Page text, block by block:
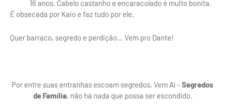
16 anos. Cabelo castanho e encaracolado é muito bonita.
É obsecada por Kaio e faz tudo por ele.
Quer barraco, segredo e perdição… Vem pro Dante!
Por entre suas entranhas escoam segredos, Vem Aí – Segredos
de Família, não há nada que possa ser escondido.